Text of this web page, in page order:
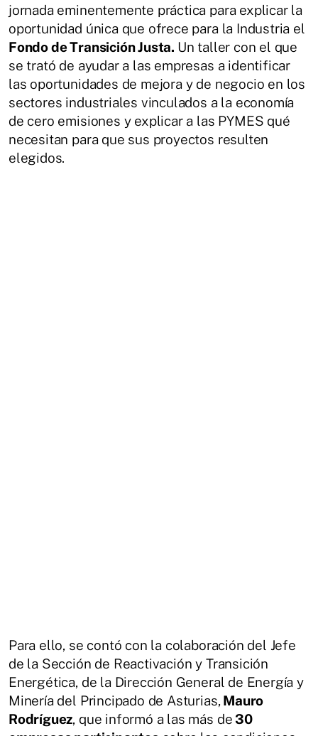
jornada eminentemente práctica para explicar la
oportunidad única que ofrece para la Industria el
Fondo de Transición Justa. Un taller con el que
se trató de ayudar a las empresas a identificar
las oportunidades de mejora y de negocio en los
sectores industriales vinculados a la economía
de cero emisiones y explicar a las PYMES qué
necesitan para que sus proyectos resulten
elegidos.
Para ello, se contó con la colaboración del Jefe
de la Sección de Reactivación y Transición
Energética, de la Dirección General de Energía y
Minería del Principado de Asturias, Mauro
Rodríguez, que informó a las más de 30